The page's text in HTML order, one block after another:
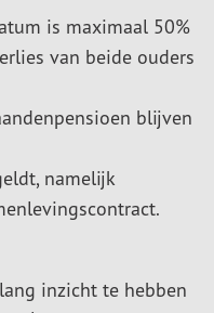
is maximaal 50%
van beide ouders
blijven
namelijk
inzicht te hebben